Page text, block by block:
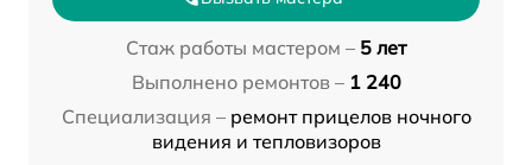
Стаж работы мастером – 5 лет
Выполнено ремонтов – 1 240
Специализация – ремонт прицелов ночного
видения и тепловизоров